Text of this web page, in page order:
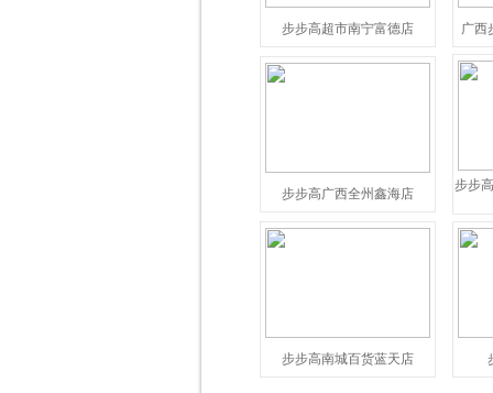
步步高超市南宁富德店 广西
步步高广西全州鑫海店
步步
步步高南城百货蓝天店